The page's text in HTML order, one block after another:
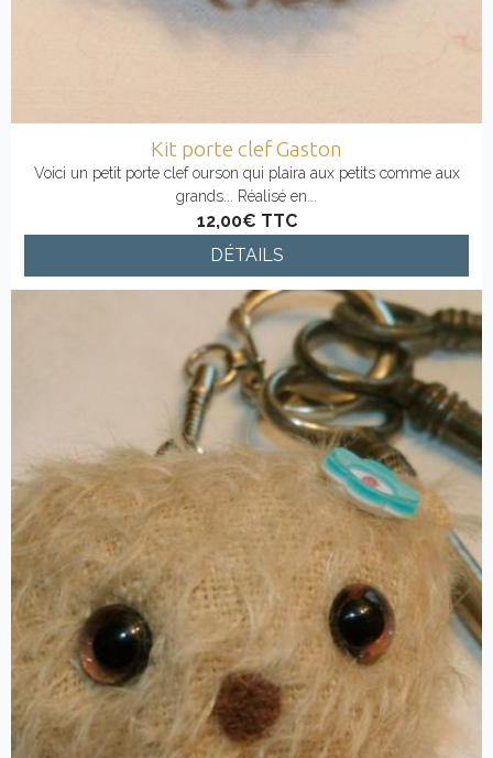
Kit porte clef Gaston
Voici un petit porte clef ourson qui plaira aux petits comme aux
grands... Réalisé en...
12,00€ TTC
DÉTAILS